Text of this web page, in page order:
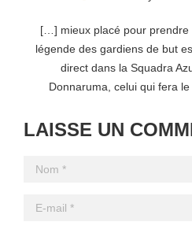
[…] mieux placé pour prendre
légende des gardiens de but
direct dans la Squadra
Donnaruma, celui qui fera
LAISSE UN